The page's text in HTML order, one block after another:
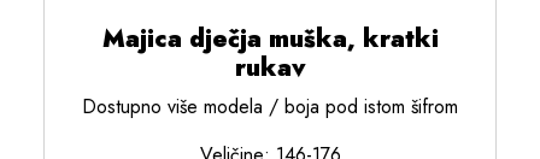
Majica dječja muška, kratki
rukav
Dostupno više modela / boja pod istom šifrom